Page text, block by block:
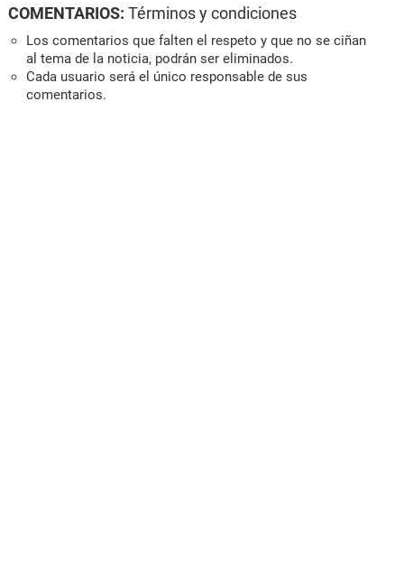
COMENTARIOS: Términos y condiciones
Los comentarios que falten el respeto y que no se ciñan
al tema de la noticia, podrán ser eliminados.
Cada usuario será el único responsable de sus
comentarios.